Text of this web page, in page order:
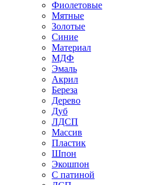
Фиолетовые
Мятные
Золотые
Синие
Материал
МДФ
Эмаль
Акрил
Береза
Дерево
Дуб
ЛДСП
Массив
Пластик
Шпон
Экошпон
С патиной